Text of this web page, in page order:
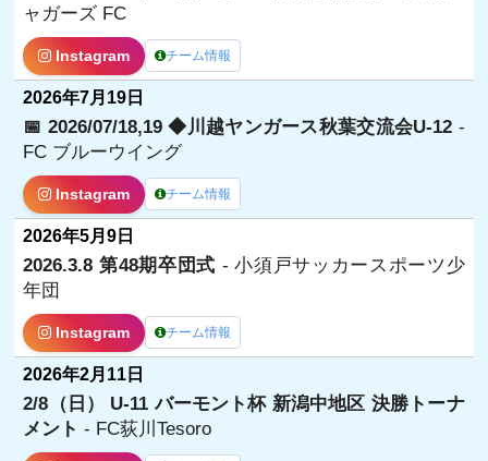
ャガーズ FC
Instagram チーム情報
2026年7月19日
📅 2026/07/18,19 ◆川越ヤンガース秋葉交流会U-12 -
FC ブルーウイング
Instagram チーム情報
2026年5月9日
2026.3.8 第48期卒団式 - 小須戸サッカースポーツ少
年団
Instagram チーム情報
2026年2月11日
2/8（日） U-11 バーモント杯 新潟中地区 決勝トーナ
メント- FC荻川Tesoro